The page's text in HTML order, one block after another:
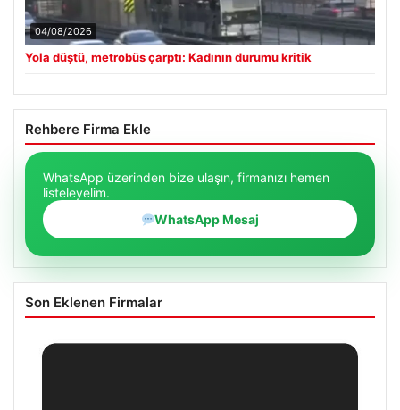
04/08/2026
Yola düştü, metrobüs çarptı: Kadının durumu kritik
Rehbere Firma Ekle
WhatsApp üzerinden bize ulaşın, firmanızı hemen
listeleyelim.
WhatsApp Mesaj
Son Eklenen Firmalar